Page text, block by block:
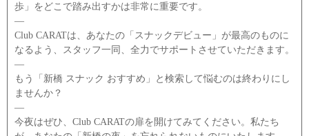
歩」をどこで踏み出すかは非常に重要です。
―
Club CARATは、あなたの「スナックデビュー」が最高のものに
なるよう、スタッフ一同、全力でサポートさせていただきます。
―
もう「新橋 スナック おすすめ」と検索して悩むのは終わりにし
ませんか？
―
今夜はぜひ、Club CARATの扉を開けてみてください。私たち